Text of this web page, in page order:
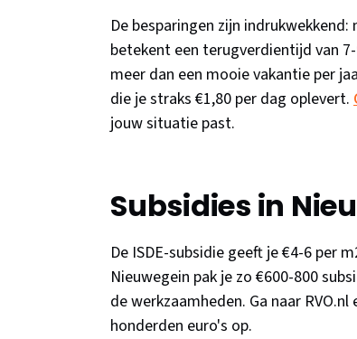
De besparingen zijn
betekent een terugverdientijd van
meer dan een mooie vakantie per
die je straks €1,80 per dag oplevert.
jouw situatie past.
Subsidies in
De ISDE-subsidie geeft je €4-6 per
Nieuwegein pak je zo €600-800
de werkzaamheden. Ga naar
honderden euro's op.